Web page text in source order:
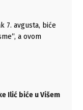
7. avgusta, biće
a ovom
Ilić biće u Višem